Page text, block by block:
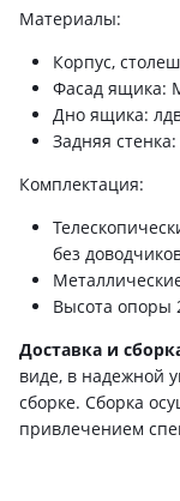
Материалы:
Корпус,
Фасад ящика:
Дно ящика:
Задняя
Комплектация:
без
Высота опоры
Доставка и
виде, в надежной
сборке. Сборка
привлечением